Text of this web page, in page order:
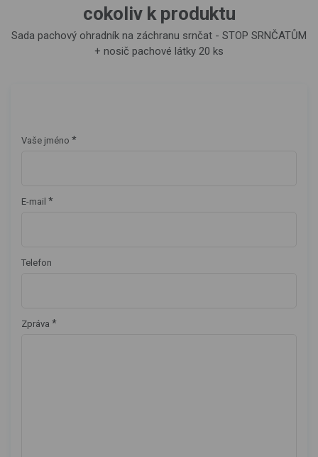
cokoliv k produktu
Sada pachový ohradník na záchranu srnčat - STOP SRNČATŮM
+ nosič pachové látky 20 ks
Vaše jméno *
E-mail *
Telefon
Zpráva *